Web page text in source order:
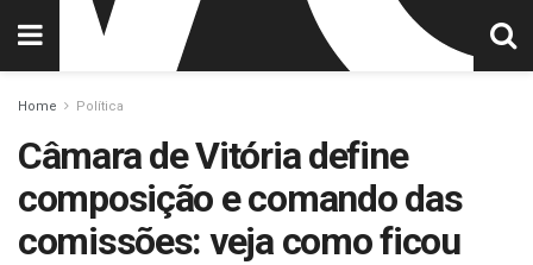
Home Política
Câmara de Vitória define
composição e comando das
comissões: veja como ficou